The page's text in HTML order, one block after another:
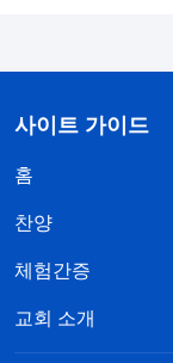
요한 시기에 우
나님의 음성을
자는 성령이
다”(계 2:7)
볼
누구든지 내 음
들어가 그로 더
사이트 가이드
홈
찬양
체험간증
교회 소개